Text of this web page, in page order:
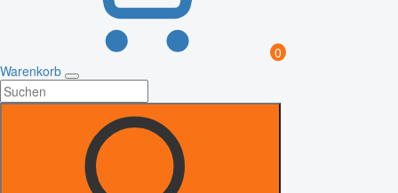
0
Warenkorb